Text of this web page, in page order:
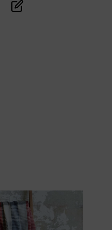
gibi açık hava
kullanın;
%10 Polyester
konforu ile evinizin
sepetinize ekleyin ve